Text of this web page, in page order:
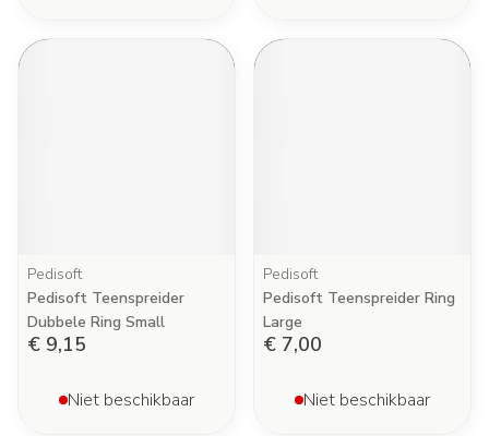
Pedisoft
Pedisoft Teenspreider
Dubbele Ring Small
€ 9,15
Niet beschikbaar
Pedisoft
Pedisoft Teenspreider Ring
Large
€ 7,00
Niet beschikbaar